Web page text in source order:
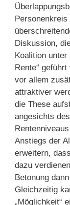
Diskussion,
Koalition unter
Rente“
vor allem
attraktiver
die These
angesichts
Anstiegs der
erweitern,
dazu
Betonung
Gleichzeitig
„Möglichkeit“